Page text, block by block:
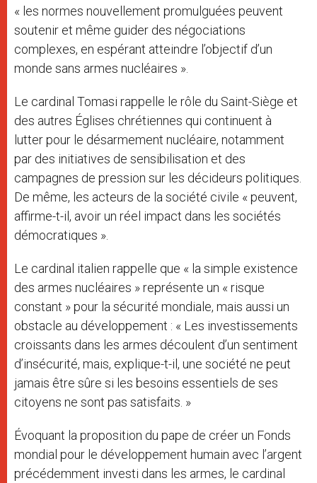
« les normes nouvellement promulguées peuvent
soutenir et même guider des négociations
complexes, en espérant atteindre l’objectif d’un
monde sans armes nucléaires ».
Le cardinal Tomasi rappelle le rôle du Saint-Siège et
des autres Églises chrétiennes qui continuent à
lutter pour le désarmement nucléaire, notamment
par des initiatives de sensibilisation et des
campagnes de pression sur les décideurs politiques.
De même, les acteurs de la société civile « peuvent,
affirme-t-il, avoir un réel impact dans les sociétés
démocratiques ».
Le cardinal italien rappelle que « la simple existence
des armes nucléaires » représente un « risque
constant » pour la sécurité mondiale, mais aussi un
obstacle au développement : « Les investissements
croissants dans les armes découlent d’un sentiment
d’insécurité, mais, explique-t-il, une société ne peut
jamais être sûre si les besoins essentiels de ses
citoyens ne sont pas satisfaits. »
Évoquant la proposition du pape de créer un Fonds
mondial pour le développement humain avec l’argent
précédemment investi dans les armes, le cardinal